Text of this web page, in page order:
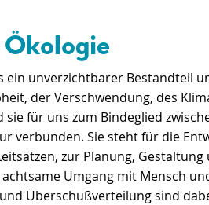
ein unverzichtbarer Bestandteil
der Verschwendung, des
für uns zum Bindeglied
verbunden. Sie steht für die
zur Planung,
Umgang mit Mensch
Überschußverteilung sind